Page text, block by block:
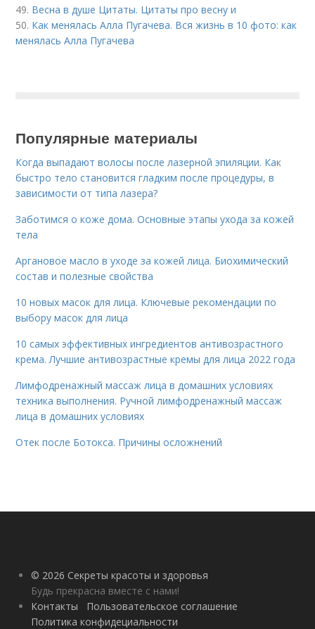
49. Весна в душе Цитаты. Цитаты про весну и
50. Как менялась Алла Пугачева. Вся жизнь в 10 фото: как
менялась Алла Пугачева
Популярные материалы
Когда выпадают волосы после лазерной эпиляции. Как
быстро тело становится гладким после процедуры, в
зависимости от типа лазера?
Заботимся о коже дома. Основные этапы ухода за кожей
тела
Аргановое масло в уходе за кожей лица. Биохимический
состав и полезные свойства
10 новых масок для лица. Ключевые рекомендации по
выбору масок для лица
10 самых эффективных ингредиентов антивозрастного
крема. Лучшие антивозрастные кремы для лица 2022 года
Лимфодренажный массаж лица в домашних условиях
техника выполнения. Ручной лимфодренажный массаж
лица в домашних условиях
Отек после Ботокса. Причины осложнений
© 2026 Секреты красоты и здоровья
Будь прекрасна вместе с нами!
Контакты
Пользовательское соглашение
Политика конфидециальности